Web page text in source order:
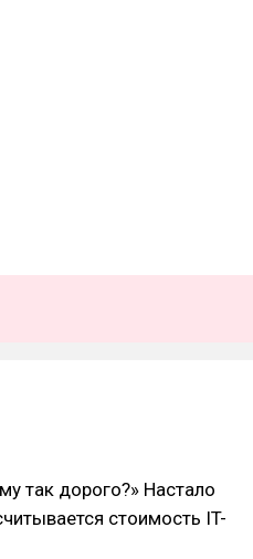
так дорого?» Настало
стоимость IT-